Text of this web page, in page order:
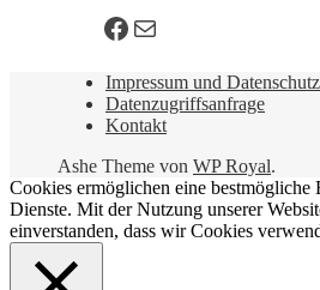
Facebook
E-Mail
Impressum und Datenschutz
Datenzugriffsanfrage
Kontakt
Ashe Theme von WP Royal.
Cookies ermöglichen eine bestmögliche
Dienste. Mit der Nutzung unserer
einverstanden, dass wir Cookies